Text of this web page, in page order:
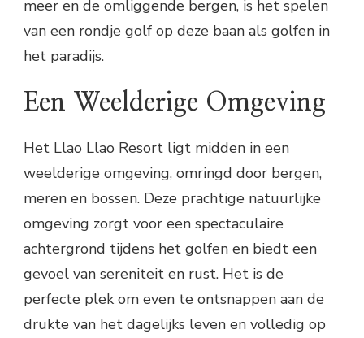
meer en de omliggende bergen, is het spelen
van een rondje golf op deze baan als golfen in
het paradijs.
Een Weelderige Omgeving
Het Llao Llao Resort ligt midden in een
weelderige omgeving, omringd door bergen,
meren en bossen. Deze prachtige natuurlijke
omgeving zorgt voor een spectaculaire
achtergrond tijdens het golfen en biedt een
gevoel van sereniteit en rust. Het is de
perfecte plek om even te ontsnappen aan de
drukte van het dagelijks leven en volledig op